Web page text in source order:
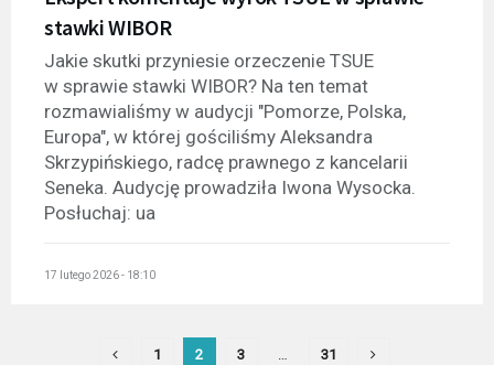
stawki WIBOR
Jakie skutki przyniesie orzeczenie TSUE
w sprawie stawki WIBOR? Na ten temat
rozmawialiśmy w audycji "Pomorze, Polska,
Europa", w której gościliśmy Aleksandra
Skrzypińskiego, radcę prawnego z kancelarii
Seneka. Audycję prowadziła Iwona Wysocka.
Posłuchaj: ua
17 lutego 2026 - 18:10
1 2 3 … 31